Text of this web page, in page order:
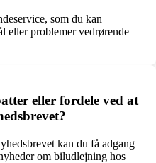
som du kan
eller problemer vedrørende
eller fordele ved at
kan du få adgang
om biludlejning hos